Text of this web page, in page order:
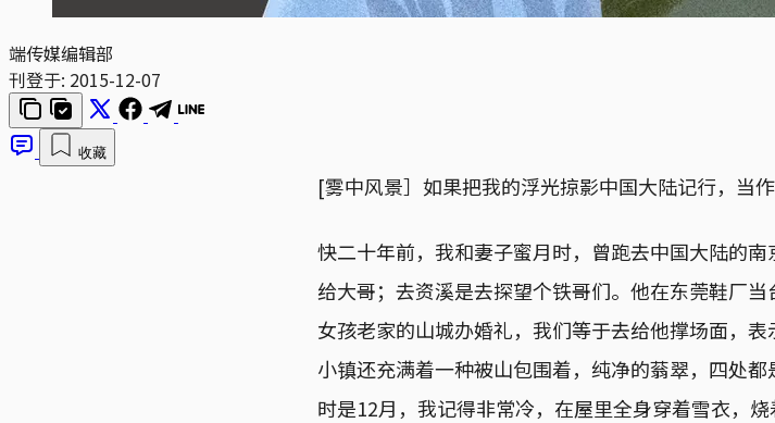
端传媒编辑部
刊登于: 2015-12-07
收藏
[雾中风景］如果把我的浮光掠影中国大陆记行，
快二十年前，我和妻子蜜月时，曾跑去中国大陆的
给大哥；去资溪是去探望个铁哥们。他在东莞鞋厂
女孩老家的山城办婚礼，我们等于去给他撑场面，
小镇还充满着一种被山包围着，纯净的蓊翠，四处
时是12月，我记得非常冷，在屋里全身穿着雪衣，